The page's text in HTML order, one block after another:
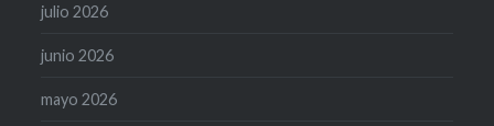
julio 2026
junio 2026
mayo 2026